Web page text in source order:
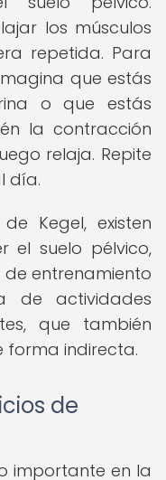
los músculos
repetida. Para
que estás
o que estás
la contracción
relaja. Repite
día.
Kegel, existen
el suelo pélvico,
entrenamiento
de actividades
que también
forma indirecta.
de
importante en la